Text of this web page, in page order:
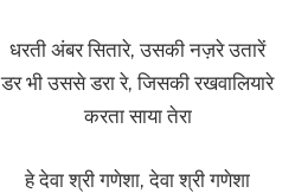
धरती अंबर सितारे, उसकी नज़रे उतारें
डर भी उससे डरा रे, जिसकी रखवालियारे
करता साया तेरा
हे देवा श्री गणेशा, देवा श्री गणेशा